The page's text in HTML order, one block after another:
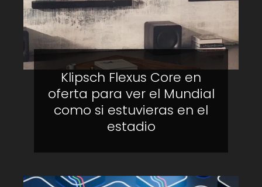
Klipsch Flexus Core en
oferta para ver el Mundial
como si estuvieras en el
estadio